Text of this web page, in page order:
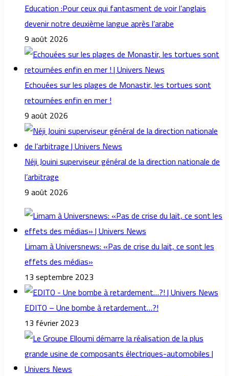
Education :Pour ceux qui fantasment de voir l’anglais
devenir notre deuxième langue après l’arabe
9 août 2026
Echouées sur les plages de Monastir, les tortues sont
retournées enfin en mer !
9 août 2026
Néji Jouini superviseur général de la direction nationale de
l’arbitrage
9 août 2026
Limam à Universnews: «Pas de crise du lait, ce sont les
effets des médias»
13 septembre 2023
EDITO – Une bombe à retardement…?!
13 février 2023